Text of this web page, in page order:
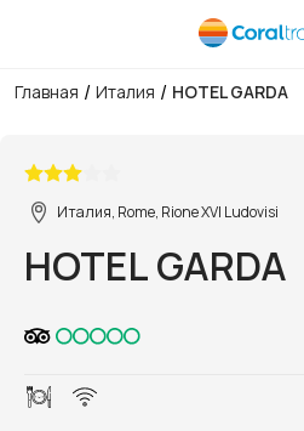
Главная / Италия / HOTEL GARDA
Италия, Rome, Rione XVI Ludovisi
HOTEL GARDA